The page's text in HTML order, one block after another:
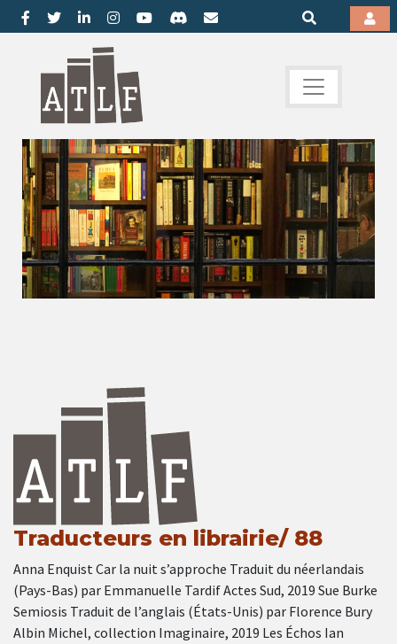
Traducteurs en librairie/ 88
Anna Enquist Car la nuit s’approche Traduit du néerlandais
(Pays-Bas) par Emmanuelle Tardif Actes Sud, 2019 Sue Burke
Semiosis Traduit de l’anglais (États-Unis) par Florence Bury
Albin Michel, collection Imaginaire, 2019 Les Échos Ian